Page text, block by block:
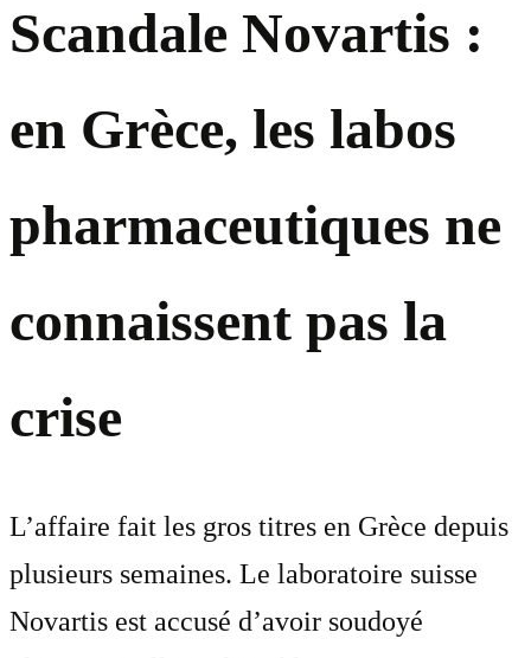
Scandale Novartis :
en Grèce, les labos
pharmaceutiques ne
connaissent pas la
crise
L’affaire fait les gros titres en Grèce depuis
plusieurs semaines. Le laboratoire suisse
Novartis est accusé d’avoir soudoyé